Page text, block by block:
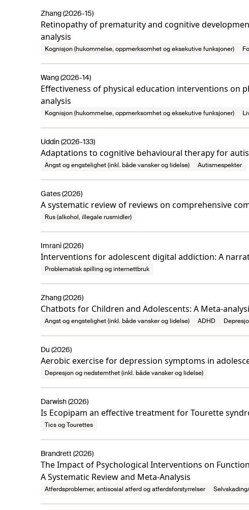
Retinopathy of prematurity and cognitive
analysis
Zhang (2026-15)
Kognisjon (hukommelse, oppmerksomhet og eksekutive funksjoner)
Effectiveness of physical education interventions on
analysis
Wang (2026-14)
Kognisjon (hukommelse, oppmerksomhet og eksekutive funksjoner)
Adaptations to cognitive behavioural therapy for
Uddin (2026-133)
Angst og engstelighet (inkl. både vansker og lidelse) Autismespekter
A systematic review of reviews on comprehensive
Gates (2026)
Rus (alkohol, illegale rusmidler)
Interventions for adolescent digital addiction: A
Imrani (2026)
Problematisk spilling og internettbruk
Chatbots for Children and Adolescents: A Meta-
Zhang (2026)
Angst og engstelighet (inkl. både vansker og lidelse) ADHD
Aerobic exercise for depression symptoms in
Du (2026)
Depresjon og nedstemthet (inkl. både vansker og lidelse)
Is Ecopipam an effective treatment for Tourette
Darwish (2026)
Tics og Tourettes
The Impact of Psychological Interventions on
A Systematic Review and Meta-Analysis
Brandrett (2026)
Atferdsproblemer, antisosial atferd og atferdsforstyrrelser